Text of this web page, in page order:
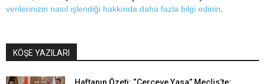
verilerinizin nasıl işlendiği hakkında daha fazla bilgi edinin.
KÖŞE YAZILARI